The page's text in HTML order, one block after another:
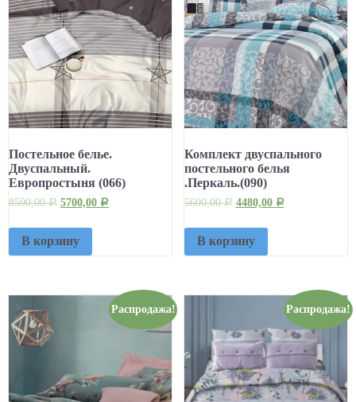
Постельное белье.
Двуспальный.
Европростыня (066)
8500,00Р 5700,00 Р
В корзину
Комплект двуспального
постельного белья
.Перкаль.(090)
5600,00Р 4480,00 Р
В корзину
Распродажа! Распродажа!